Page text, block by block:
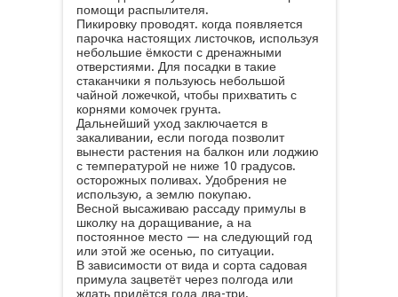
помощи распылителя.
Пикировку проводят. когда появляется
парочка настоящих листочков, используя
небольшие ёмкости с дренажными
отверстиями. Для посадки в такие
стаканчики я пользуюсь небольшой
чайной ложечкой, чтобы прихватить с
корнями комочек грунта.
Дальнейший уход заключается в
закаливании, если погода позволит
вынести растения на балкон или лоджию
с температурой не ниже 10 градусов.
осторожных поливах. Удобрения не
использую, а землю покупаю.
Весной высаживаю рассаду примулы в
школку на доращивание, а на
постоянное место — на следующий год
или этой же осенью, по ситуации.
В зависимости от вида и сорта садовая
примула зацветёт через полгода или
ждать придётся года два-три.